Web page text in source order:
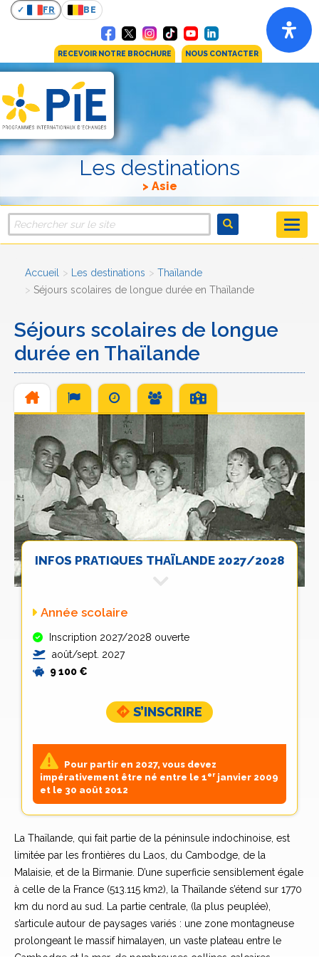
FR BE
RECEVOIR NOTRE BROCHURE NOUS CONTACTER
Les destinations
Asie
Accueil Les destinations
Thaïlande
Séjours scolaires de longue durée en Thaïlande
Séjours scolaires de longue
durée en Thaïlande
INFOS PRATIQUES THAÏLANDE 2027/2028
Année scolaire
Inscription 2027/2028 ouverte
août/sept. 2027
9 100 €
S’INSCRIRE
Pour partir en 2027, vous devez
impérativement être né entre le 1erjanvier 2009
et le 30 août 2012
La Thaïlande, qui fait partie de la péninsule indochinoise, est
limitée par les frontières du Laos, du Cambodge, de la
Malaisie, et de la Birmanie. D’une superficie sensiblement égale
à celle de la France (513.115 km2), la Thaïlande s’étend sur 1770
km du nord au sud. La partie centrale, (la plus peuplée),
s’articule autour de paysages variés : une zone montagneuse
prolongeant le massif himalayen, un vaste plateau entre le